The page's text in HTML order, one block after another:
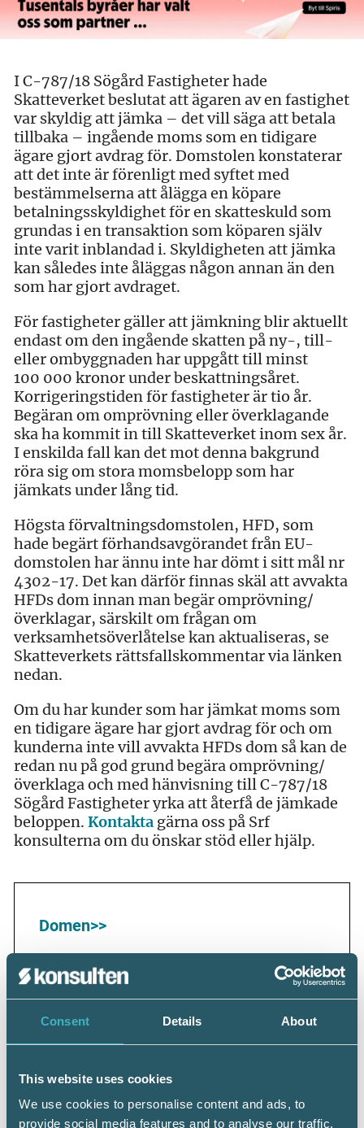
Consent Details About
This website uses cookies
We use cookies to personalise content and ads, to
provide social media features and to analyse our traffic.
I C-787/18 Sögård Fastigheter hade
Skatteverket beslutat att ägaren av en fastighet
var skyldig att jämka – det vill säga att betala
tillbaka – ingående moms som en tidigare
ägare gjort avdrag för. Domstolen konstaterar
att det inte är förenligt med syftet med
bestämmelserna att ålägga en köpare
betalningsskyldighet för en skatteskuld som
grundas i en transaktion som köparen själv
inte varit inblandad i. Skyldigheten att jämka
kan således inte åläggas någon annan än den
som har gjort avdraget.
För fastigheter gäller att jämkning blir aktuellt
endast om den ingående skatten på ny-, till-
eller ombyggnaden har uppgått till minst
100 000 kronor under beskattningsåret.
Korrigeringstiden för fastigheter är tio år.
Begäran om omprövning eller överklagande
ska ha kommit in till Skatteverket inom sex år.
I enskilda fall kan det mot denna bakgrund
röra sig om stora momsbelopp som har
jämkats under lång tid.
Högsta förvaltningsdomstolen, HFD, som
hade begärt förhandsavgörandet från EU-
domstolen har ännu inte har dömt i sitt mål nr
4302-17. Det kan därför finnas skäl att avvakta
HFDs dom innan man begär omprövning/
överklagar, särskilt om frågan om
verksamhetsöverlåtelse kan aktualiseras, se
Skatteverkets rättsfallskommentar via länken
nedan.
Om du har kunder som har jämkat moms som
en tidigare ägare har gjort avdrag för och om
kunderna inte vill avvakta HFDs dom så kan de
redan nu på god grund begära omprövning/
överklaga och med hänvisning till C-787/18
Sögård Fastigheter yrka att återfå de jämkade
beloppen. Kontakta gärna oss på Srf
konsulterna om du önskar stöd eller hjälp.
Domen>>
rättsfallskommentar>>
Leif Hagström